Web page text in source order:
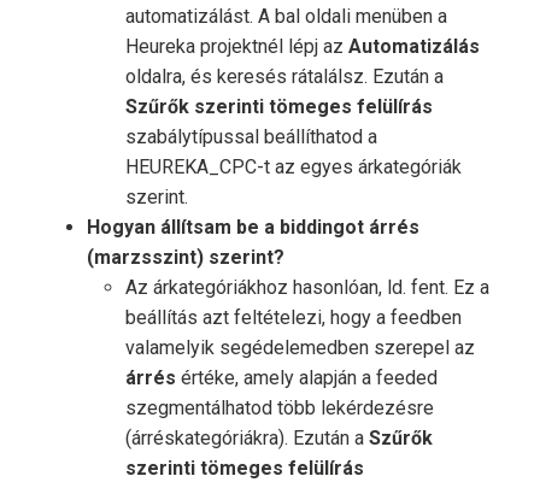
automatizálást. A bal oldali menüben a
Heureka projektnél lépj az Automatizálás
oldalra, és keresés rátalálsz. Ezután a
Szűrők szerinti tömeges felülírás
szabálytípussal beállíthatod a
HEUREKA_CPC-t az egyes árkategóriák
szerint.
Hogyan állítsam be a biddingot árrés
(marzsszint) szerint?
Az árkategóriákhoz hasonlóan, ld. fent. Ez a
beállítás azt feltételezi, hogy a feedben
valamelyik segédelemedben szerepel az
árrés értéke, amely alapján a feeded
szegmentálhatod több lekérdezésre
(árréskategóriákra). Ezután a Szűrők
szerinti tömeges felülírás